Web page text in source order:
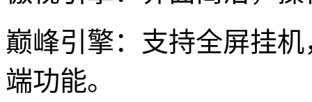
巅峰引擎：支持全屏挂
端功能。